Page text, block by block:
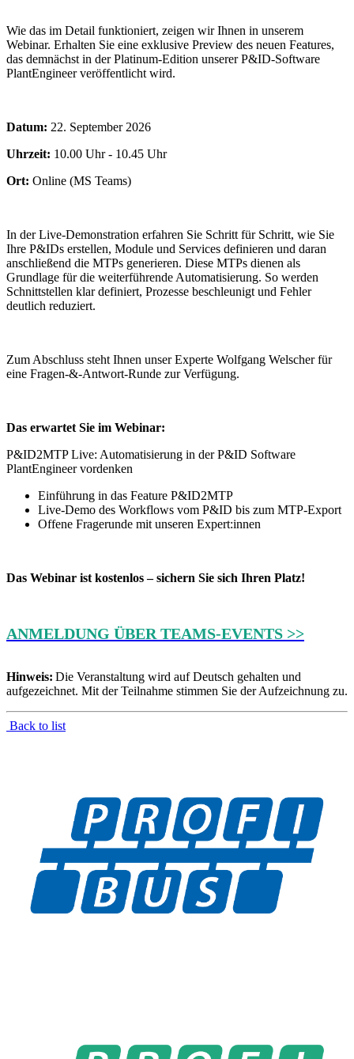
Wie das im Detail funktioniert, zeigen wir Ihnen in unserem
Webinar. Erhalten Sie eine exklusive Preview des neuen Features,
das demnächst in der Platinum-Edition unserer P&ID-Software
PlantEngineer veröffentlicht wird.
Datum: 22. September 2026
Uhrzeit: 10.00 Uhr - 10.45 Uhr
Ort: Online (MS Teams)
In der Live-Demonstration erfahren Sie Schritt für Schritt, wie Sie
Ihre P&IDs erstellen, Module und Services definieren und daran
anschließend die MTPs generieren. Diese MTPs dienen als
Grundlage für die weiterführende Automatisierung. So werden
Schnittstellen klar definiert, Prozesse beschleunigt und Fehler
deutlich reduziert.
Zum Abschluss steht Ihnen unser Experte Wolfgang Welscher für
eine Fragen-&-Antwort-Runde zur Verfügung.
Das erwartet Sie im Webinar:
P&ID2MTP Live: Automatisierung in der P&ID Software
PlantEngineer vordenken
Einführung in das Feature P&ID2MTP
Live-Demo des Workflows vom P&ID bis zum MTP-Export
Offene Fragerunde mit unseren Expert:innen
Das Webinar ist kostenlos – sichern Sie sich Ihren Platz!
ANMELDUNG ÜBER TEAMS-EVENTS >>
Hinweis: Die Veranstaltung wird auf Deutsch gehalten und
aufgezeichnet. Mit der Teilnahme stimmen Sie der Aufzeichnung zu.
Back to list